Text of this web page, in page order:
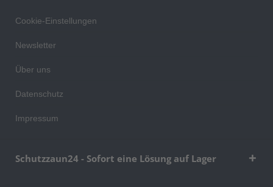
Cookie-Einstellungen
Newsletter
Über uns
Datenschutz
Impressum
Schutzzaun24 - Sofort eine Lösung auf Lager